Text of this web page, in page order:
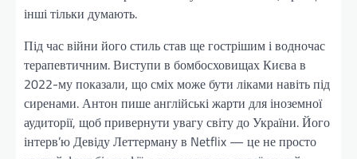
інші тільки думають.
Під час війни його стиль став ще гострішим і водночас
терапевтичним. Виступи в бомбосховищах Києва в
2022-му показали, що сміх може бути ліками навіть під
сиренами. Антон пише англійські жарти для іноземної
аудиторії, щоб привернути увагу світу до України. Його
інтерв’ю Девіду Леттерману в Netflix — це не просто